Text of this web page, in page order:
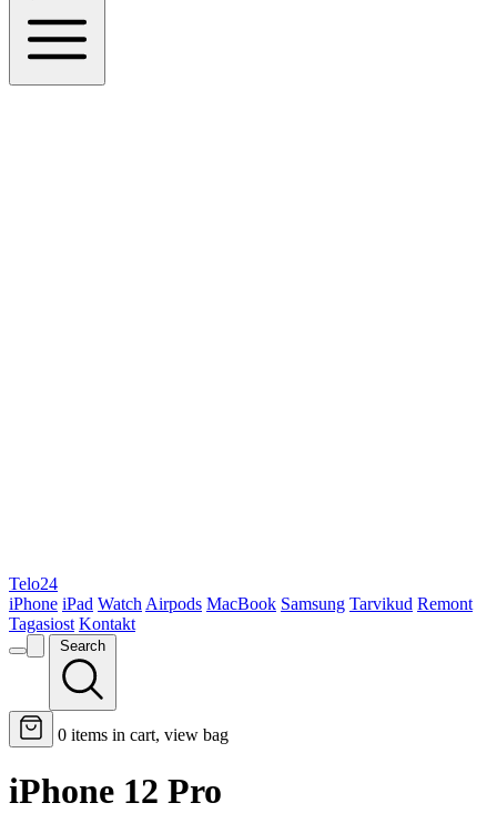
Telo24
iPhone iPad Watch Airpods MacBook Samsung Tarvikud Remont
Tagasiost Kontakt
Search
0 items in cart, view bag
iPhone 12 Pro